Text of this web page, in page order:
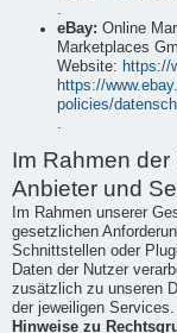
eBay: Online
Marketplaces
Website: https://
https://
policies/
Im Rahmen
Anbieter und
Im Rahmen unserer
gesetzlichen
Schnittstellen oder
Daten der Nutzer
zusätzlich zu unseren
der jeweiligen Services.
Hinweise zu